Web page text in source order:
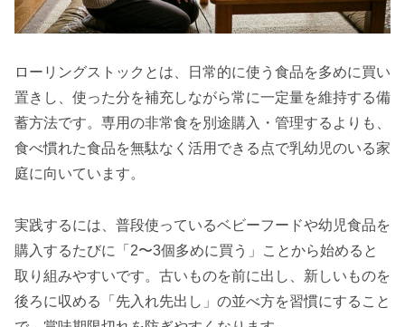
ローリングストックとは、日常的に使う食品を多めに買い
置きし、使った分を補充しながら常に一定量を維持する備
蓄方法です。専用の非常食を別途購入・管理するよりも、
食べ慣れた食品を無駄なく活用できる点で乳幼児のいる家
庭に向いています。
実践するには、普段使っているベビーフードや幼児食品を
購入するたびに「2〜3個多めに買う」ことから始めると
取り組みやすいです。古いものを前に出し、新しいものを
後ろに収める「先入れ先出し」の並べ方を習慣にすること